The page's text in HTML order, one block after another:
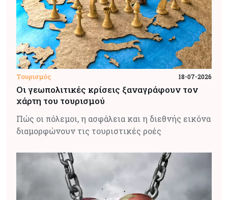
Τουρισμός 18-07-2026
Οι γεωπολιτικές κρίσεις ξαναγράφουν τον
χάρτη του τουρισμού
Πώς οι πόλεμοι, η ασφάλεια και η διεθνής εικόνα
διαμορφώνουν τις τουριστικές ροές